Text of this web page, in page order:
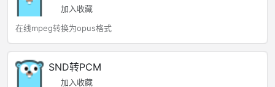
加入收藏
在线mpeg转换为opus格式
SND转PCM
加入收藏